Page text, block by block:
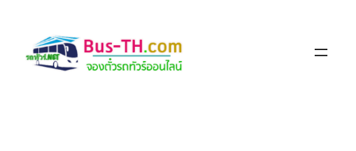
content